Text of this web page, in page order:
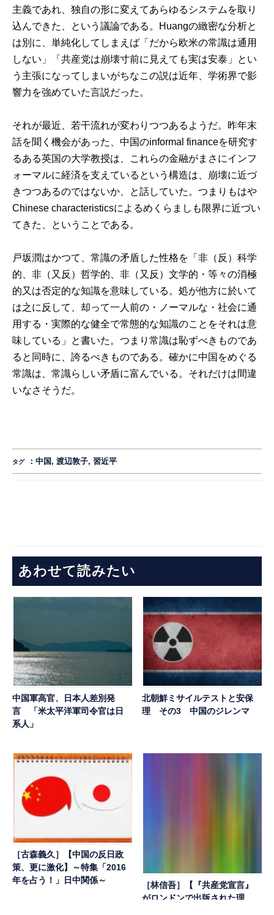
主義であれ、独自の形に変えてあらゆるシステムを取り
込んできた、という議論である。Huangの緻密な分析と
は別に、単純化してしまえば「だから欧米の常識は通用
しない」「共産党は崩壊寸前に見えても実は安泰」とい
う主張になってしまいがちなこの説は近年、学術界で影
響力を強めていた言説だった。
それが最近、若干流れが変わりつつあるようだ。昨年末
話を聞く機会があった、中国のinformal financeを研究す
るある英国の大学教授は、これらの金融がまさにインフ
ォーマルに経済を支えているという構造は、崩壊に近づ
きつつあるのではないか、と話していた。つまりもはや
Chinese characteristicsによるめくらましも限界に近づい
てきた、ということである。
戸坂潤はかつて、常識の矛盾した性格を「非（反）科学
的、非（又反）哲学的、非（又反）文学的・等々の消極
的又は否定的な知識を意味している。処が他方に於いて
は之に反して、却って一人前の・ノーマルな・社会に通
用する・実際的な健全で常態的な知識のことをそれは意
味している」と書いた。つまり常識は恥ずべきものであ
ると同時に、誇るべきものである。確かに中国をめぐる
常識は、常識らしい矛盾に富んでいる。それだけは間違
いなさそうだ。
タグ ：中国,渡辺敦子,習近平
あわせて読みたい
中国軍高官、日本人差別発
言 「米太平洋軍司令官は日
系人」
北朝鮮ミサイルテストと安保
理 その3 中国のジレンマ
［古森義久］【中国の反日政
策、更に激化】～特集「2016
年を占う！」日中関係～
［林信吾］【『共産党宣言』
がロンドンで出版された理